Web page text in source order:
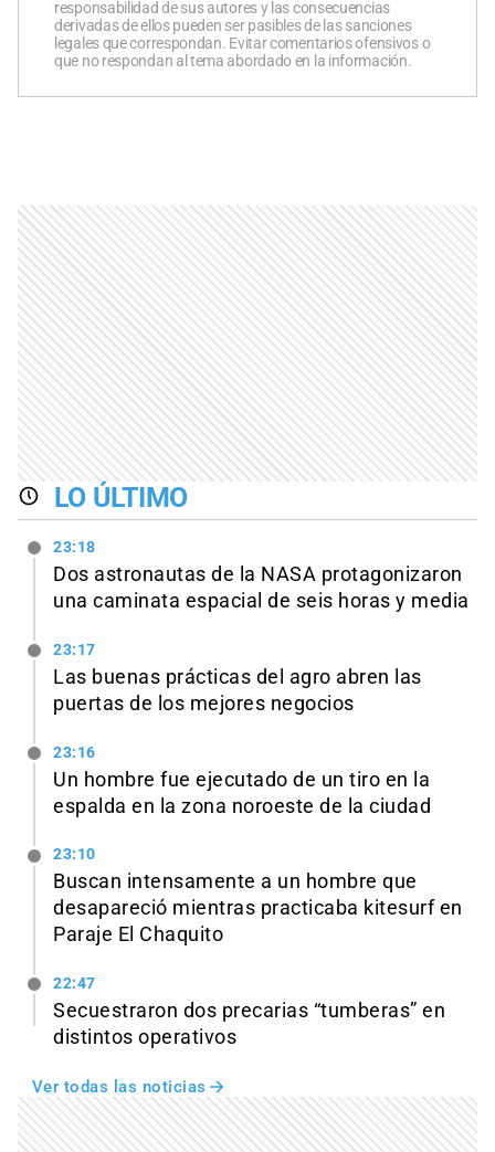
responsabilidad de sus autores y las consecuencias
derivadas de ellos pueden ser pasibles de las sanciones
legales que correspondan. Evitar comentarios ofensivos o
que no respondan al tema abordado en la información.
LO ÚLTIMO
23:18
Dos astronautas de la NASA protagonizaron
una caminata espacial de seis horas y media
23:17
Las buenas prácticas del agro abren las
puertas de los mejores negocios
23:16
Un hombre fue ejecutado de un tiro en la
espalda en la zona noroeste de la ciudad
23:10
Buscan intensamente a un hombre que
desapareció mientras practicaba kitesurf en
Paraje El Chaquito
22:47
Secuestraron dos precarias “tumberas” en
distintos operativos
Ver todas las noticias